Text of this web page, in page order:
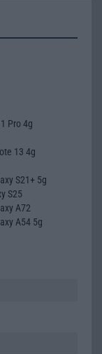
Pro 4g
13 4g
S21+ 5g
S25
A72
A54 5g